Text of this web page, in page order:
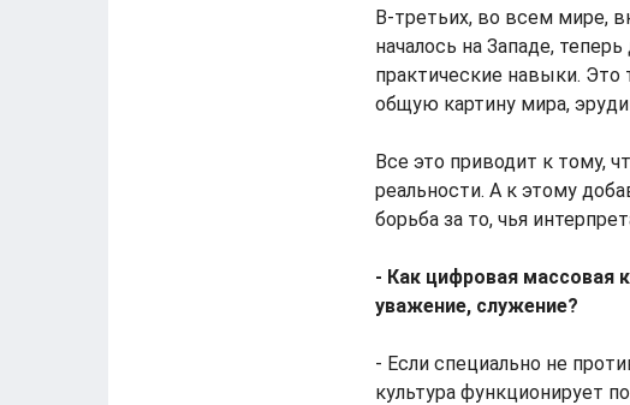
В-третьих, во всем мире,
началось на Западе,
практические навыки.
общую картину мира,
Все это приводит к тому,
реальности. А к этому
борьба за то, чья
- Как цифровая массовая
уважение, служение?
- Если специально не
культура функционирует